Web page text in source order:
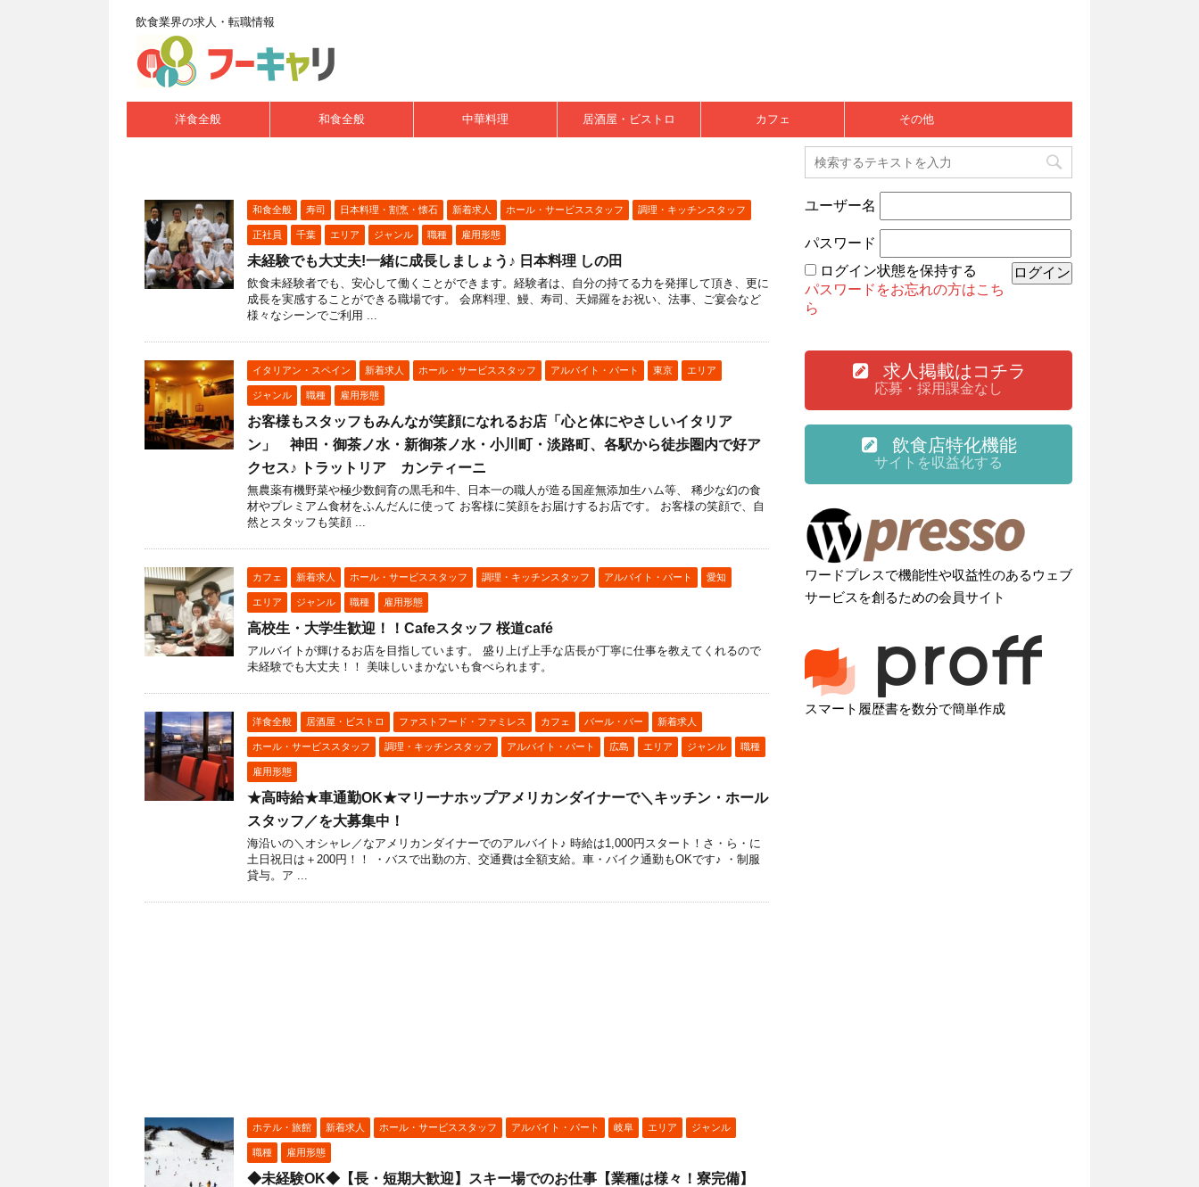
飲食業界の求人・転職情報
洋食全般 和食全般 中華料理 居酒屋・ビストロ カフェ その他
和食全般 寿司 日本料理・割烹・懐石 新着求人 ホール・サービススタッフ 調理・キッチンスタッフ
正社員 千葉 エリア ジャンル 職種 雇用形態
未経験でも大丈夫!一緒に成長しましょう♪ 日本料理 しの田
飲食未経験者でも、安心して働くことができます。経験者は、自分の持てる力を発揮して頂き、更に
成長を実感することができる職場です。 会席料理、鰻、寿司、天婦羅をお祝い、法事、ご宴会など
様々なシーンでご利用 ...
イタリアン・スペイン 新着求人 ホール・サービススタッフ アルバイト・パート 東京 エリア
ジャンル 職種 雇用形態
お客様もスタッフもみんなが笑顔になれるお店「心と体にやさしいイタリア
ン」 神田・御茶ノ水・新御茶ノ水・小川町・淡路町、各駅から徒歩圏内で好ア
クセス♪ トラットリア カンティーニ
無農薬有機野菜や極少数飼育の黒毛和牛、日本一の職人が造る国産無添加生ハム等、 稀少な幻の食
材やプレミアム食材をふんだんに使って お客様に笑顔をお届けするお店です。 お客様の笑顔で、自
然とスタッフも笑顔 ...
カフェ 新着求人 ホール・サービススタッフ 調理・キッチンスタッフ アルバイト・パート 愛知
エリア ジャンル 職種 雇用形態
高校生・大学生歓迎！！Cafeスタッフ 桜道café
アルバイトが輝けるお店を目指しています。 盛り上げ上手な店長が丁寧に仕事を教えてくれるので
未経験でも大丈夫！！ 美味しいまかないも食べられます。
洋食全般 居酒屋・ビストロ ファストフード・ファミレス カフェ バール・バー 新着求人
ホール・サービススタッフ 調理・キッチンスタッフ アルバイト・パート 広島 エリア ジャンル 職種
雇用形態
★高時給★車通勤OK★マリーナホップアメリカンダイナーで＼キッチン・ホール
スタッフ／を大募集中！
海沿いの＼オシャレ／なアメリカンダイナーでのアルバイト♪ 時給は1,000円スタート！さ・ら・に
土日祝日は＋200円！！ ・バスで出勤の方、交通費は全額支給。車・バイク通勤もOKです♪ ・制服
貸与。ア ...
ホテル・旅館 新着求人 ホール・サービススタッフ アルバイト・パート 岐阜 エリア ジャンル
職種 雇用形態
◆未経験OK◆【長・短期大歓迎】スキー場でのお仕事【業種は様々！寮完備】
ユーザー名
パスワード
ログイン状態を保持する
パスワードをお忘れの方はこち
ら
求人掲載はコチラ
応募・採用課金なし
飲食店特化機能
サイトを収益化する
ワードプレスで機能性や収益性のあるウェブ
サービスを創るための会員サイト
スマート履歴書を数分で簡単作成